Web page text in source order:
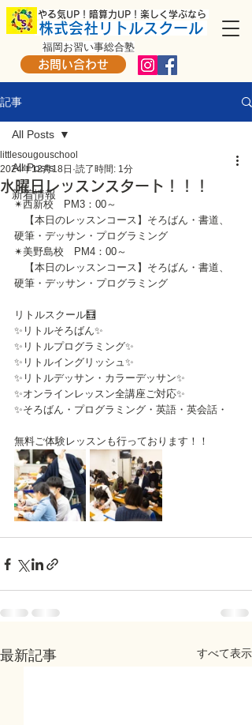
​ やる気UP！暗算力UP！楽しく学ぶなら
株式会社リトルスクール
お問い合わせ
福岡お習い事総合塾
記事
All Posts
新着情報
All Posts
水曜日レッスンスタート！！！
littlesougouschool
2024年12月18日 読了時間: 1分
✴西新校　PM3：00～
【本日のレッスンコース】そろばん・書道、
硬筆・デッサン・プログラミング
✴美野島校　PM4：00～
【本日のレッスンコース】そろばん・書道、
硬筆・デッサン・プログラミング
リトルスクール🧮
✨リトルそろばん✨
✨リトルプログラミング✨
✨リトルイングリッシュ✨
✨リトルデッサン・カラーデッサン✨
✨オンラインレッスン全講座ご対応✨
✨そろばん・プログラミング・英語・英会話・
無料ご体験レッスンも行っております！！
最新記事 すべて表示